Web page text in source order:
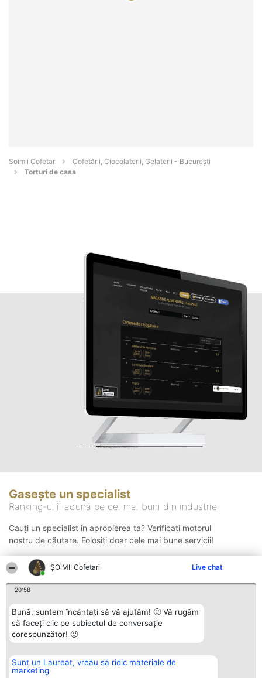
ȘOIMII Cofetari Live chat
20:58
Bună, suntem încântați să vă ajutăm! 🙂 Vă rugăm
să faceți clic pe subiectul de conversație
corespunzător! 🙂
Sunt un Laureat, vreau să ridic materiale de
marketing
Șoimii Cofetari
Cofetării, Ciocolaterii, Gelaterii - Bucureşti
Torturi de casa
Gasește un specialist
Ranking-ul îi adună pe cei mai buni din industrie
Cauți un specialist in apropierea ta? Verificați motorul
nostru de căutare. Folosiți doar cele mai bune servicii!
Organizator Ranking
BRIGHT SOLUTIONS BR SRL
Plebiscyt Contact